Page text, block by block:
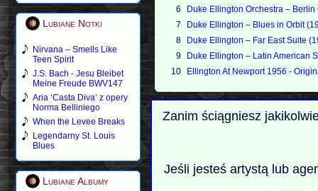
Lubiane Notki
Nirvana – Smells Like
Teen Spirit
J.S. Bach - Jesu Bleibet
Meine Freude BWV147
Aria ‘Casta Diva’ z opery
Norma Belliniego
When the Levee Breaks
Legendarny St. Louis
Blues
Lubiane Albumy
6
Duke Ellington Orchestra –
7
Duke Ellington – Blues in Orbit
8
Duke Ellington – Far East Suite
9
Duke Ellington – Latin American
10
Ellington At Newport 1956 -
Zanim ściągniesz
Jeśli jesteś artystą lub